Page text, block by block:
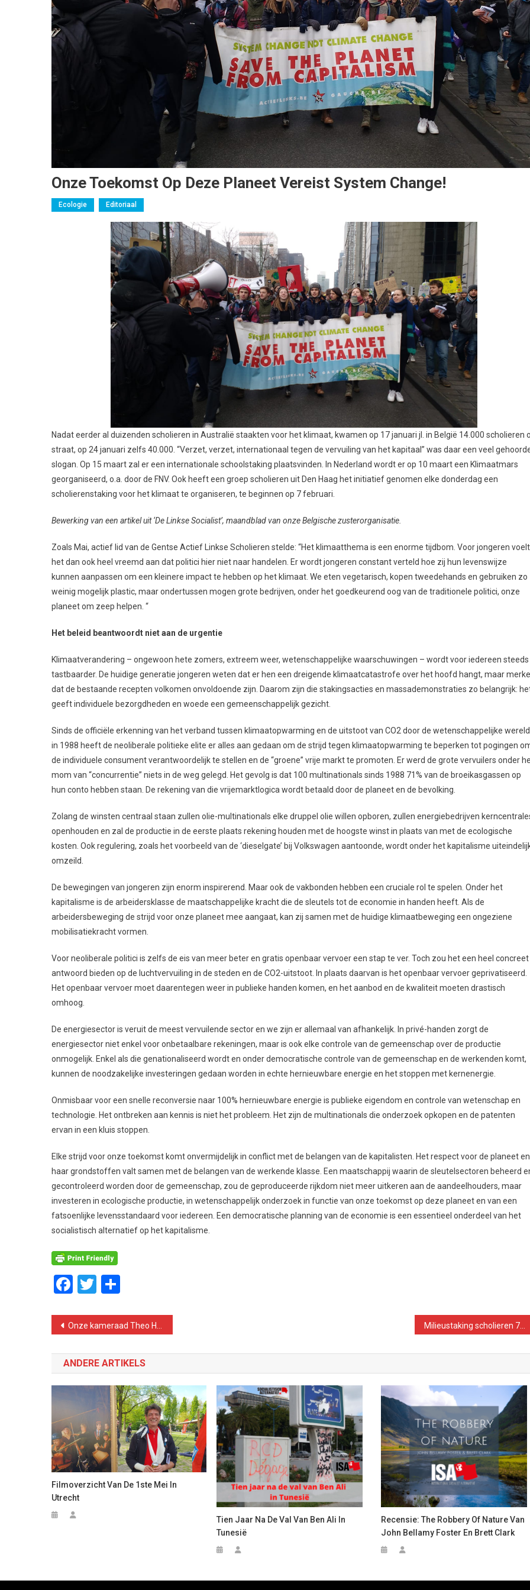
Onze Toekomst Op Deze Planeet Vereist System Change!
Ecologie Editoriaal
Nadat eerder al duizenden scholieren in Australië staakten voor het klimaat, kwamen op 17 januari jl. in België 14.000 scholieren
straat, op 24 januari zelfs 40.000. “Verzet, verzet, internationaal tegen de vervuiling van het kapitaal” was daar een veel
slogan. Op 15 maart zal er een internationale schoolstaking plaatsvinden. In Nederland wordt er op 10 maart een Klimaatmars
georganiseerd, o.a. door de FNV. Ook heeft een groep scholieren uit Den Haag het initiatief genomen elke donderdag een
scholierenstaking voor het klimaat te organiseren, te beginnen op 7 februari.
Bewerking van een artikel uit ‘De Linkse Socialist’, maandblad van onze Belgische zusterorganisatie.
Zoals Mai, actief lid van de Gentse Actief Linkse Scholieren stelde: “Het klimaatthema is een enorme tijdbom. Voor jongeren voelt
het dan ook heel vreemd aan dat politici hier niet naar handelen. Er wordt jongeren constant verteld hoe zij hun levenswijze
kunnen aanpassen om een kleinere impact te hebben op het klimaat. We eten vegetarisch, kopen tweedehands en gebruiken zo
weinig mogelijk plastic, maar ondertussen mogen grote bedrijven, onder het goedkeurend oog van de traditionele politici, onze
planeet om zeep helpen. “
Het beleid beantwoordt niet aan de urgentie
Klimaatverandering – ongewoon hete zomers, extreem weer, wetenschappelijke waarschuwingen – wordt voor iedereen steeds
tastbaarder. De huidige generatie jongeren weten dat er hen een dreigende klimaatcatastrofe over het hoofd hangt, maar
dat de bestaande recepten volkomen onvoldoende zijn. Daarom zijn die stakingsacties en massademonstraties zo belangrijk:
geeft individuele bezorgdheden en woede een gemeenschappelijk gezicht.
Sinds de officiële erkenning van het verband tussen klimaatopwarming en de uitstoot van CO2 door de wetenschappelijke wereld
in 1988 heeft de neoliberale politieke elite er alles aan gedaan om de strijd tegen klimaatopwarming te beperken tot pogingen
de individuele consument verantwoordelijk te stellen en de “groene” vrije markt te promoten. Er werd de grote vervuilers onder
mom van “concurrentie” niets in de weg gelegd. Het gevolg is dat 100 multinationals sinds 1988 71% van de broeikasgassen op
hun conto hebben staan. De rekening van die vrijemarktlogica wordt betaald door de planeet en de bevolking.
Zolang de winsten centraal staan zullen olie-multinationals elke druppel olie willen opboren, zullen energiebedrijven
openhouden en zal de productie in de eerste plaats rekening houden met de hoogste winst in plaats van met de ecologische
kosten. Ook regulering, zoals het voorbeeld van de ‘dieselgate’ bij Volkswagen aantoonde, wordt onder het kapitalisme
omzeild.
De bewegingen van jongeren zijn enorm inspirerend. Maar ook de vakbonden hebben een cruciale rol te spelen. Onder het
kapitalisme is de arbeidersklasse de maatschappelijke kracht die de sleutels tot de economie in handen heeft. Als de
arbeidersbeweging de strijd voor onze planeet mee aangaat, kan zij samen met de huidige klimaatbeweging een ongeziene
mobilisatiekracht vormen.
Voor neoliberale politici is zelfs de eis van meer beter en gratis openbaar vervoer een stap te ver. Toch zou het een heel concreet
antwoord bieden op de luchtvervuiling in de steden en de CO2-uitstoot. In plaats daarvan is het openbaar vervoer geprivatiseerd.
Het openbaar vervoer moet daarentegen weer in publieke handen komen, en het aanbod en de kwaliteit moeten drastisch
omhoog.
De energiesector is veruit de meest vervuilende sector en we zijn er allemaal van afhankelijk. In privé-handen zorgt de
energiesector niet enkel voor onbetaalbare rekeningen, maar is ook elke controle van de gemeenschap over de productie
onmogelijk. Enkel als die genationaliseerd wordt en onder democratische controle van de gemeenschap en de werkenden komt,
kunnen de noodzakelijke investeringen gedaan worden in echte hernieuwbare energie en het stoppen met kernenergie.
Onmisbaar voor een snelle reconversie naar 100% hernieuwbare energie is publieke eigendom en controle van wetenschap en
technologie. Het ontbreken aan kennis is niet het probleem. Het zijn de multinationals die onderzoek opkopen en de patenten
ervan in een kluis stoppen.
Elke strijd voor onze toekomst komt onvermijdelijk in conflict met de belangen van de kapitalisten. Het respect voor de planeet en
haar grondstoffen valt samen met de belangen van de werkende klasse. Een maatschappij waarin de sleutelsectoren beheerd
gecontroleerd worden door de gemeenschap, zou de geproduceerde rijkdom niet meer uitkeren aan de aandeelhouders, maar
investeren in ecologische productie, in wetenschappelijk onderzoek in functie van onze toekomst op deze planeet en van een
fatsoenlijke levensstandaard voor iedereen. Een democratische planning van de economie is een essentieel onderdeel van het
socialistisch alternatief op het kapitalisme.
Facebook
Twitter
Bericht
navigatie
Onze kameraad Theo Hartoghs overleden
ANDERE ARTIKELS
Filmoverzicht Van De 1ste Mei In
Utrecht
Tien Jaar Na De Val Van Ben Ali In
Tunesië
Recensie: The Robbery Of Nature Van
John Bellamy Foster En Brett Clark